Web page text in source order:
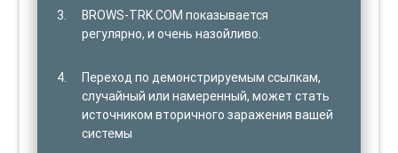
BROWS-TRK.COM показывается
регулярно, и очень назойливо.
Переход по демонстрируемым ссылкам,
случайный или намеренный, может стать
источником вторичного заражения вашей
системы